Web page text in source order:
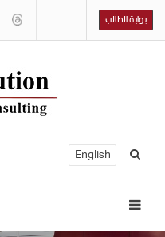
بوابة الطالب
English